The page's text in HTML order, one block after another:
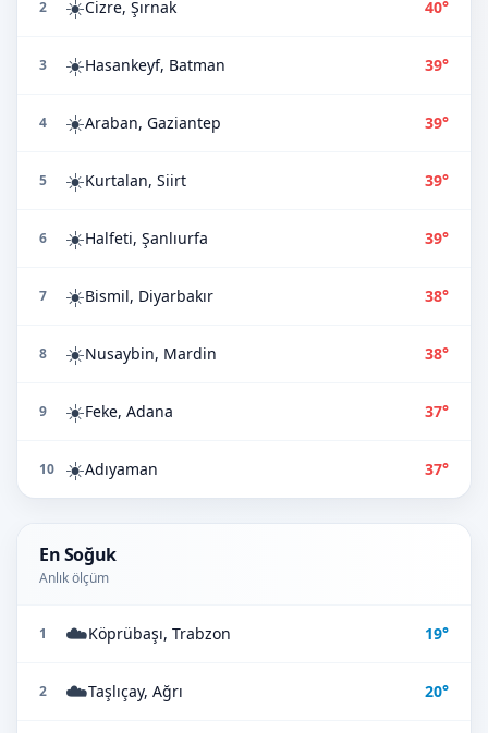
2 ☀️Cizre, Şırnak 40°
3 ☀️Hasankeyf, Batman 39°
4 ☀️Araban, Gaziantep 39°
5 ☀️Kurtalan, Siirt 39°
6 ☀️Halfeti, Şanlıurfa 39°
7 ☀️Bismil, Diyarbakır 38°
8 ☀️Nusaybin, Mardin 38°
9 ☀️Feke, Adana 37°
10 ☀️Adıyaman 37°
En Soğuk
Anlık ölçüm
1 ☁️Köprübaşı, Trabzon 19°
2 ☁️Taşlıçay, Ağrı 20°